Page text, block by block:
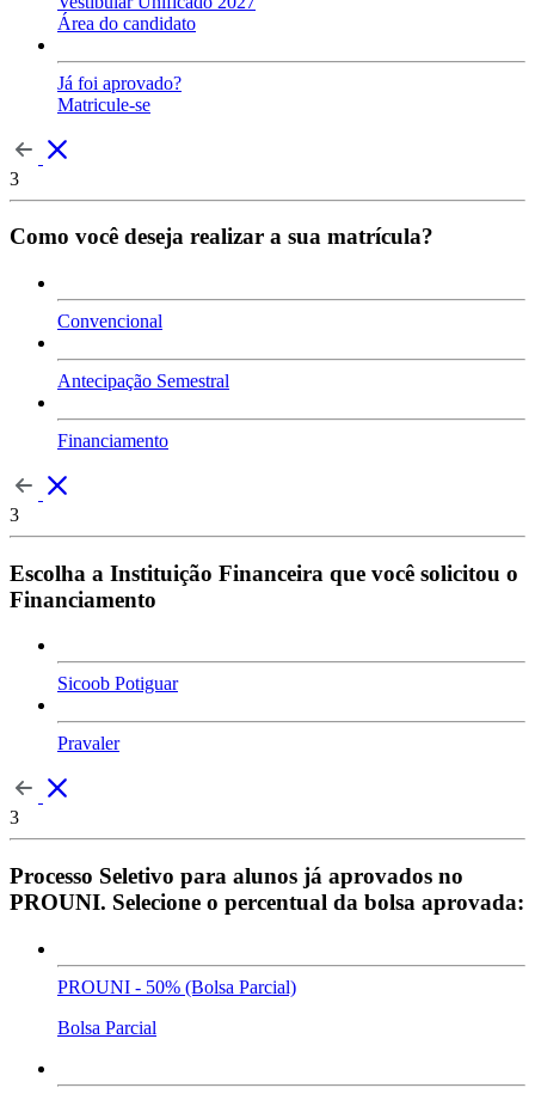
Área do candidato
Já foi aprovado?
Matricule-se
3
Como você deseja realizar a sua matrícula?
Convencional
Antecipação Semestral
Financiamento
3
Escolha a Instituição Financeira que você solicitou o
Financiamento
Sicoob Potiguar
Pravaler
3
Processo Seletivo para alunos já aprovados no
PROUNI. Selecione o percentual da bolsa aprovada:
PROUNI - 50% (Bolsa Parcial)
Bolsa Parcial